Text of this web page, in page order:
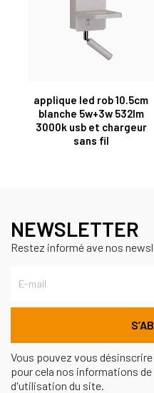
applique led rob 10.5cm
blanche 5w+3w 532lm
3000k usb et chargeur
sans fil
NEWSLETTER
Restez informé ave nos
Vous pouvez vous
pour cela nos informations
d'utilisation du site.